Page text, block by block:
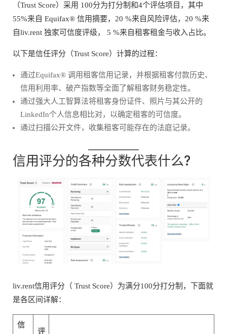
（Trust Score）采用 100分为打分制和4个评估项目，其中
55%来自 Equifax® 信用摘要，20 %来自风险评估，20 %来
自liv.rent 独家可信度评级， 5 %来自租客租金与收入占比。
以下是信任评分（Trust Score）计算的过程：
通过Equifax® 调用租客信用记录，并根据租客付款历史、
信用利用率、破产指数等全面了解租客财务稳定性。
通过强大人工智算法将租客身份证件、照片与其公开的
LinkedIn个人信息相比对，以确定租客的可信度。
通过扫描公开文件，收集租客可能存在的法庭记录。
信用评分的各种分数代表什么?
liv.rent信用评分（ Trust Score）为满分100分打分制，下面就
是各区间详解：
信
评